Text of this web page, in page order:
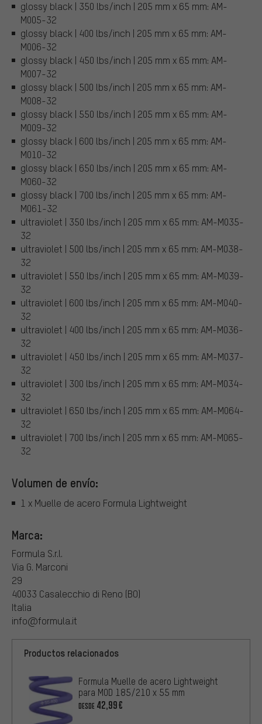
glossy black | 350 lbs/inch | 205 mm x 65 mm: AM-
M005-32
glossy black | 400 lbs/inch | 205 mm x 65 mm: AM-
M006-32
glossy black | 450 lbs/inch | 205 mm x 65 mm: AM-
M007-32
glossy black | 500 lbs/inch | 205 mm x 65 mm: AM-
M008-32
glossy black | 550 lbs/inch | 205 mm x 65 mm: AM-
M009-32
glossy black | 600 lbs/inch | 205 mm x 65 mm: AM-
M010-32
glossy black | 650 lbs/inch | 205 mm x 65 mm: AM-
M060-32
glossy black | 700 lbs/inch | 205 mm x 65 mm: AM-
M061-32
ultraviolet | 350 lbs/inch | 205 mm x 65 mm: AM-M035-
32
ultraviolet | 500 lbs/inch | 205 mm x 65 mm: AM-M038-
32
ultraviolet | 550 lbs/inch | 205 mm x 65 mm: AM-M039-
32
ultraviolet | 600 lbs/inch | 205 mm x 65 mm: AM-M040-
32
ultraviolet | 400 lbs/inch | 205 mm x 65 mm: AM-M036-
32
ultraviolet | 450 lbs/inch | 205 mm x 65 mm: AM-M037-
32
ultraviolet | 300 lbs/inch | 205 mm x 65 mm: AM-M034-
32
ultraviolet | 650 lbs/inch | 205 mm x 65 mm: AM-M064-
32
ultraviolet | 700 lbs/inch | 205 mm x 65 mm: AM-M065-
32
Volumen de envío:
1 x Muelle de acero Formula Lightweight
Marca:
Formula S.r.l.
Via G. Marconi
29
40033 Casalecchio di Reno (BO)
Italia
info@formula.it
Productos relacionados
Formula Muelle de acero Lightweight
para MOD 185/210 x 55 mm
DESDE 42,99€